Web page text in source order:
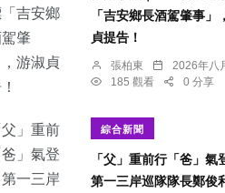
「吉安鄉長酒駕肇事」
貞提告！
張柏東
2026年八
185 觀看
0 分享
綜合新聞
「父」重前行「爸」氣
第一三岸巡隊隊長鄭俊